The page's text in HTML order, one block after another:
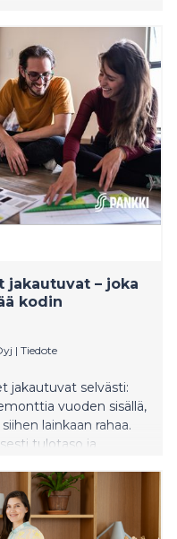
– joka
kodin
| Tiedote
jakautuvat selvästi:
vuoden sisällä,
lainkaan rahaa.
tulotaso ja
Remontin
kustannuksia